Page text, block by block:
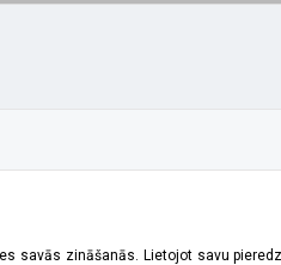
savās zināšanās. Lietojot savu